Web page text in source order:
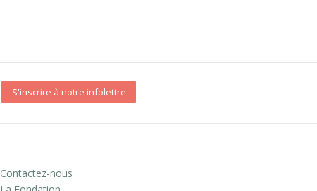
S'inscrire à notre infolettre
Contactez-nous